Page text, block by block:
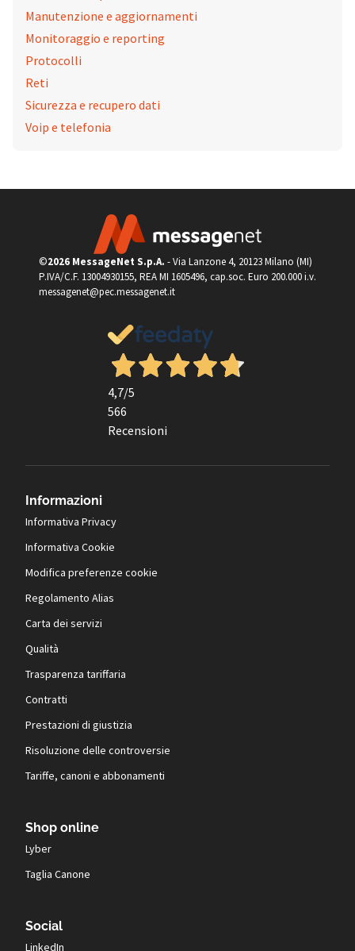
Manutenzione e aggiornamenti
Monitoraggio e reporting
Protocolli
Reti
Sicurezza e recupero dati
Voip e telefonia
©2026 MessageNet S.p.A. - Via Lanzone 4, 20123 Milano (MI)
P.IVA/C.F. 13004930155, REA MI 1605496, cap.soc. Euro 200.000 i.v.
messagenet@pec.messagenet.it
4,7/5
566
Recensioni
Informazioni
Informativa Privacy
Informativa Cookie
Modifica preferenze cookie
Regolamento Alias
Carta dei servizi
Qualità
Trasparenza tariffaria
Contratti
Prestazioni di giustizia
Risoluzione delle controversie
Tariffe, canoni e abbonamenti
Shop online
Lyber
Taglia Canone
Social
LinkedIn